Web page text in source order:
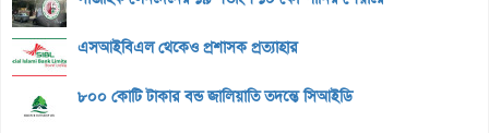
এসআইবিএল থেকেও প্রশাসক প্রত্যাহার
৮০০ কোটি টাকার বন্ড জালিয়াতি তদন্তে সিআইডি